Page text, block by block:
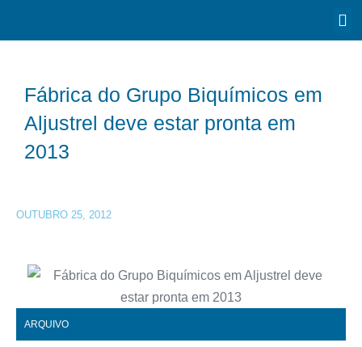
Fábrica do Grupo Biquímicos em
Aljustrel deve estar pronta em
2013
OUTUBRO 25, 2012
ARQUIVO